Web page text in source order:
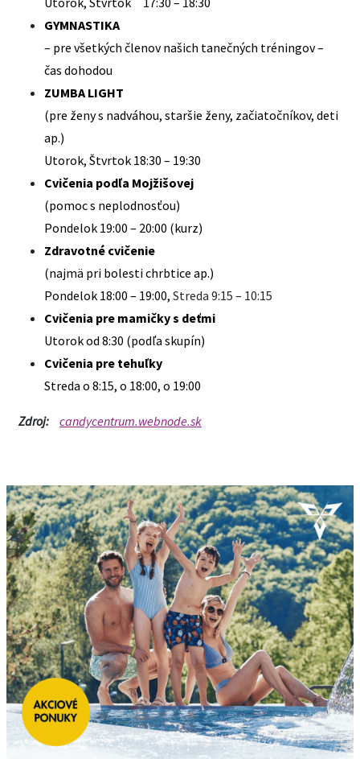
GYMNASTIKA
– pre všetkých členov našich tanečných tréningov –
čas dohodou
ZUMBA LIGHT
(pre ženy s nadváhou, staršie ženy, začiatočníkov, deti
ap.)
Utorok, Štvrtok 18:30 – 19:30
Cvičenia podľa Mojžišovej
(pomoc s neplodnosťou)
Pondelok 19:00 – 20:00 (kurz)
Zdravotné cvičenie
(najmä pri bolesti chrbtice ap.)
Pondelok 18:00 – 19:00, Streda 9:15 – 10:15
Cvičenia pre mamičky s deťmi
Utorok od 8:30 (podľa skupín)
Cvičenia pre tehuľky
Streda o 8:15, o 18:00, o 19:00
Zdroj: candycentrum.webnode.sk